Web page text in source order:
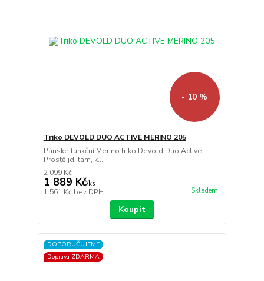
- 10 %
Triko DEVOLD DUO ACTIVE MERINO 205
Pánské funkční Merino triko Devold Duo Active.
Prostě jdi tam, k...
2 099 Kč
1 889 Kč/ks
1 561 Kč bez DPH Skladem
Koupit
DOPORUČUJEME
Doprava ZDARMA